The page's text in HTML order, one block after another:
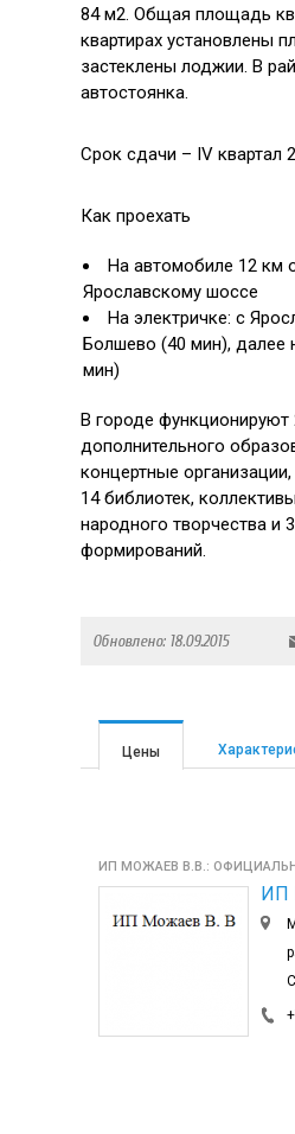
84 м2. Общая площадь
квартирах установлены
застеклены лоджии. В
автостоянка.
Срок сдачи – IV квартал
Как проехать
На автомобиле 12 км
Ярославскому шоссе
На электричке: с
Болшево (40 мин), далее
мин)
В городе
дополнительного
концертные
14 библиотек,
народного творчества и
формирований.
Обновлено: 18.09.2015
Цены
ИП МОЖАЕВ В.В.:
ИП